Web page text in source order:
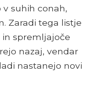
suhih conah,
Zaradi tega listje
in spremljajoče
nazaj, vendar
nastanejo novi